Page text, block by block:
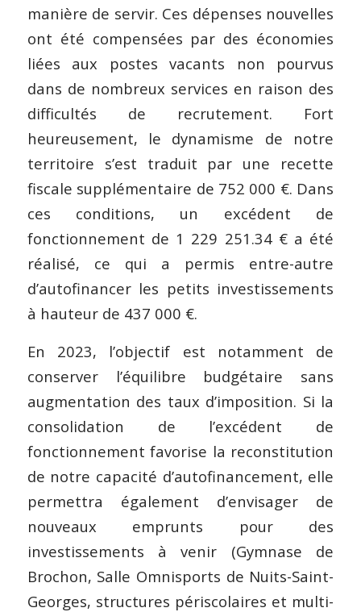
manière de servir. Ces dépenses nouvelles
ont été compensées par des économies
liées aux postes vacants non pourvus
dans de nombreux services en raison des
difficultés de recrutement. Fort
heureusement, le dynamisme de notre
territoire s’est traduit par une recette
fiscale supplémentaire de 752 000 €. Dans
ces conditions, un excédent de
fonctionnement de 1 229 251.34 € a été
réalisé, ce qui a permis entre-autre
d’autofinancer les petits investissements
à hauteur de 437 000 €.
En 2023, l’objectif est notamment de
conserver l’équilibre budgétaire sans
augmentation des taux d’imposition. Si la
consolidation de l’excédent de
fonctionnement favorise la reconstitution
de notre capacité d’autofinancement, elle
permettra également d’envisager de
nouveaux emprunts pour des
investissements à venir (Gymnase de
Brochon, Salle Omnisports de Nuits-Saint-
Georges, structures périscolaires et multi-